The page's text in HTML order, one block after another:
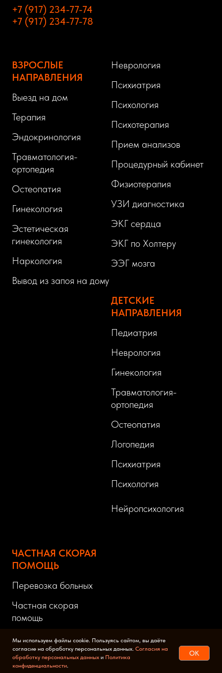
+7 (917) 234-77-74
+7 (917) 234-77-78
ВЗРОСЛЫЕ
НАПРАВЛЕНИЯ
Выезд на дом
Терапия
Эндокринология
Травматология-
ортопедия
Остеопатия
Гинекология
Эстетическая
гинекология
Наркология
Вывод из запоя на дому
Неврология
Психиатрия
Психология
Психотерапия
Прием анализов
Процедурный кабинет
Физиотерапия
УЗИ диагностика
ЭКГ сердца
ЭКГ по Холтеру
ЭЭГ мозга
ДЕТСКИЕ
НАПРАВЛЕНИЯ
Педиатрия
Неврология
Гинекология
Травматология-
ортопедия
Остеопатия
Логопедия
Психиатрия
Психология
Нейропсихология
ЧАСТНАЯ СКОРАЯ
ПОМОЩЬ
Перевозка больных
Частная скорая
помощь
Вызов врача на дом
Вывод из запоя на дому
Мы используем файлы cookie. Пользуясь сайтом, вы даёте
согласие на обработку персональных данных. Согласия на
обработку персональных данных и Политика
конфиденциальности.
OK